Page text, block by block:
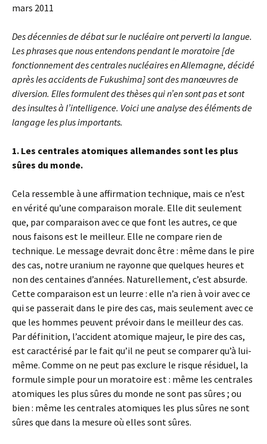
mars 2011
Des décennies de débat sur le nucléaire ont perverti la langue.
Les phrases que nous entendons pendant le moratoire [de
fonctionnement des centrales nucléaires en Allemagne, décidé
après les accidents de Fukushima] sont des manœuvres de
diversion. Elles formulent des thèses qui n’en sont pas et sont
des insultes à l’intelligence. Voici une analyse des éléments de
langage les plus importants.
1. Les centrales atomiques allemandes sont les plus
sûres du monde.
Cela ressemble à une affirmation technique, mais ce n’est
en vérité qu’une comparaison morale. Elle dit seulement
que, par comparaison avec ce que font les autres, ce que
nous faisons est le meilleur. Elle ne compare rien de
technique. Le message devrait donc être : même dans le pire
des cas, notre uranium ne rayonne que quelques heures et
non des centaines d’années. Naturellement, c’est absurde.
Cette comparaison est un leurre : elle n’a rien à voir avec ce
qui se passerait dans le pire des cas, mais seulement avec ce
que les hommes peuvent prévoir dans le meilleur des cas.
Par définition, l’accident atomique majeur, le pire des cas,
est caractérisé par le fait qu’il ne peut se comparer qu’à lui-
même. Comme on ne peut pas exclure le risque résiduel, la
formule simple pour un moratoire est : même les centrales
atomiques les plus sûres du monde ne sont pas sûres ; ou
bien : même les centrales atomiques les plus sûres ne sont
sûres que dans la mesure où elles sont sûres.